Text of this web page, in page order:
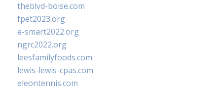
theblvd-boise.com
fpet2023.org
e-smart2022.org
ngrc2022.org
leesfamilyfoods.com
lewis-lewis-cpas.com
eleontennis.com